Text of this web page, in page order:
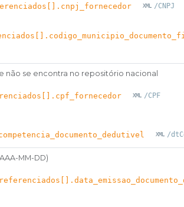
/CNPJ
não se encontra no repositório nacional
/CPF
/
MM-DD)